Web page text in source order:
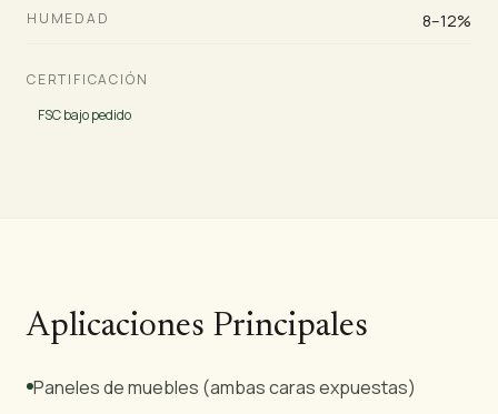
HUMEDAD 8–12%
CERTIFICACIÓN
FSC bajo pedido
Aplicaciones Principales
Paneles de muebles (ambas caras expuestas)